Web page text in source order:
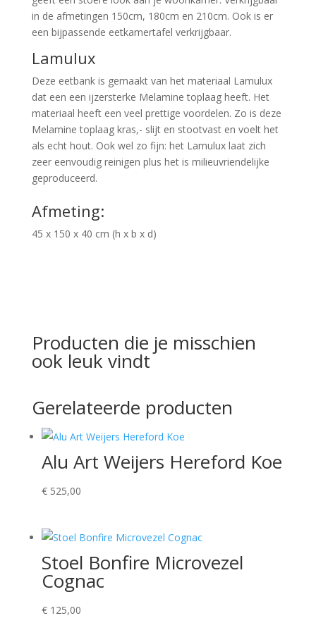
in de afmetingen 150cm, 180cm en 210cm. Ook is er
een bijpassende eetkamertafel verkrijgbaar.
Lamulux
Deze eetbank is gemaakt van het materiaal Lamulux
dat een een ijzersterke Melamine toplaag heeft. Het
materiaal heeft een veel prettige voordelen. Zo is deze
Melamine toplaag kras,- slijt en stootvast en voelt het
als echt hout. Ook wel zo fijn: het Lamulux laat zich
zeer eenvoudig reinigen plus het is milieuvriendelijke
geproduceerd.
Afmeting:
45 x 150 x 40 cm (h x b x d)
Producten die je misschien
ook leuk vindt
Gerelateerde producten
Alu Art Weijers Hereford Koe
€525,00
Stoel Bonfire Microvezel
Cognac
€125,00